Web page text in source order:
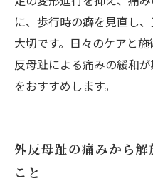
に、歩行時の癖を見直し
大切です。日々のケアと
反母趾による痛みの緩和
をおすすめします。
外反母趾の痛みから
こと